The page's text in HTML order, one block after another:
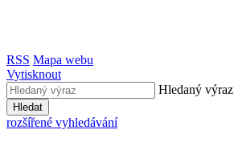
RSS Mapa webu
Vytisknout
Hledaný výraz
Hledat
rozšířené vyhledávání